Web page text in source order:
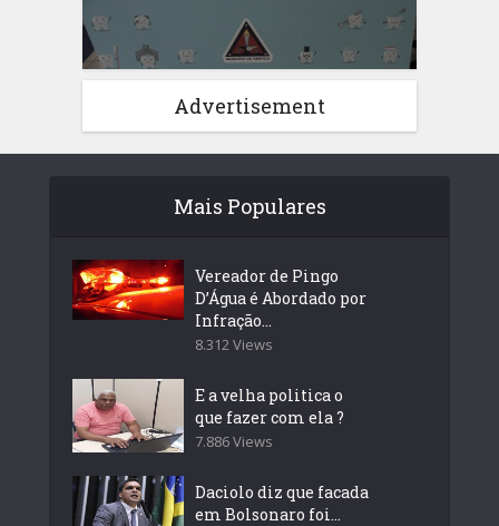
Advertisement
Mais Populares
Vereador de Pingo
D’Água é Abordado por
Infração...
8.312 Views
E a velha politica o
que fazer com ela ?
7.886 Views
Daciolo diz que facada
em Bolsonaro foi...